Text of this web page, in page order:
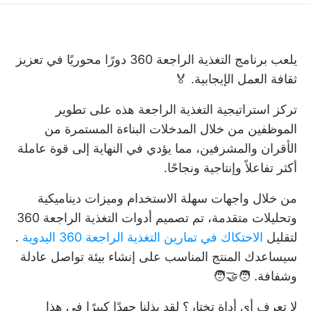
يلعب برنامج التغذية الراجعة 360 دورًا محوريًا في تعزيز
ثقافة العمل الإيجابية. 🏅
تركز استراتيجية التغذية الراجعة هذه على تطوير
الموظفين من خلال المدخلات البناءة المستمرة من
الأقران والمشرفين، مما يؤدي في النهاية إلى قوة عاملة
أكثر تفاعلاً وإنتاجية ونجاحًا.
من خلال واجهات سهلة الاستخدام وميزات ديناميكية
وتحليلات متقدمة، تم تصميم أدوات التغذية الراجعة 360
لتقليل الاحتكاك في تمارين التغذية الراجعة 360 اليدوية
.
سيساعدك المنتج المناسب على إنشاء بيئة تواصل عادلة
وشفافة. 🧑‍🤝‍🧑
لا تعرف أي أداة تختار؟ لقد بذلنا جهدًا كبيرًا في هذا